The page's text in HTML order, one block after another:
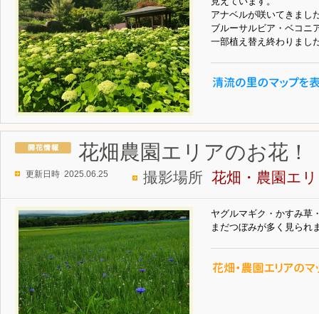
アナベルが咲いてきまし
ブルーサルビア・ベコニ
一部植え替え終わりまし
花畑農園エリアのお花！
更新日時 2025.06.25 撮影場所 花畑・農園エ
ヤグルマギク・かすみ草
まだつぼみが多く見られ